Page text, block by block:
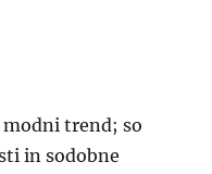
modni trend; so
in sodobne